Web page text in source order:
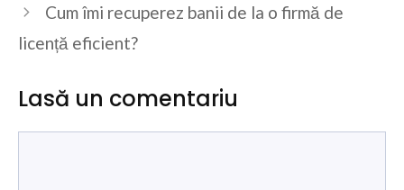
Cum îmi recuperez banii de la o firmă de
licență eficient?
Lasă un comentariu